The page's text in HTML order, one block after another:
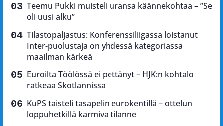
Teemu Pukki muisteli uransa käännekohtaa – ”Se
oli uusi alku”
Tilastopaljastus: Konferenssiliigassa loistanut
Inter-puolustaja on yhdessä kategoriassa
maailman kärkeä
Euroilta Töölössä ei pettänyt – HJK:n kohtalo
ratkeaa Skotlannissa
KuPS taisteli tasapelin eurokentillä – ottelun
loppuhetkillä karmiva tilanne